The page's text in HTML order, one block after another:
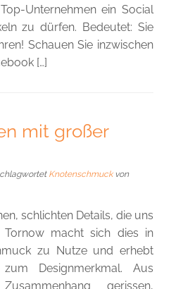
Unternehmen ein Social
zu dürfen. Bedeutet: Sie
Schauen Sie inzwischen
[…]
mit großer
Knotenschmuck von
schlichten Details, die uns
Tornow macht sich dies in
zu Nutze und erhebt
Designmerkmal. Aus
gerissen,